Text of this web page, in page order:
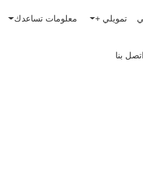
تمويلي + معلومات تساعدك
اتصل بنا